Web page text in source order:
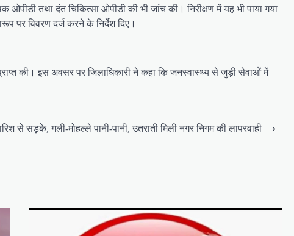
तथा दंत चिकित्सा ओपीडी की भी जांच की। निरीक्षण में यह भी पाया गया
पर विवरण दर्ज करने के निर्देश दिए।
की। इस अवसर पर जिलाधिकारी ने कहा कि जनस्वास्थ्य से जुड़ी सेवाओं में
से सड़के, गली-मोहल्ले पानी-पानी, उतराती मिली नगर निगम की लापरवाही⟶